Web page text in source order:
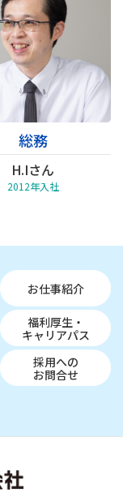
総務
H.Iさん
2012年入社
お仕事紹介
福利厚生・
キャリアパス
採用への
お問合せ